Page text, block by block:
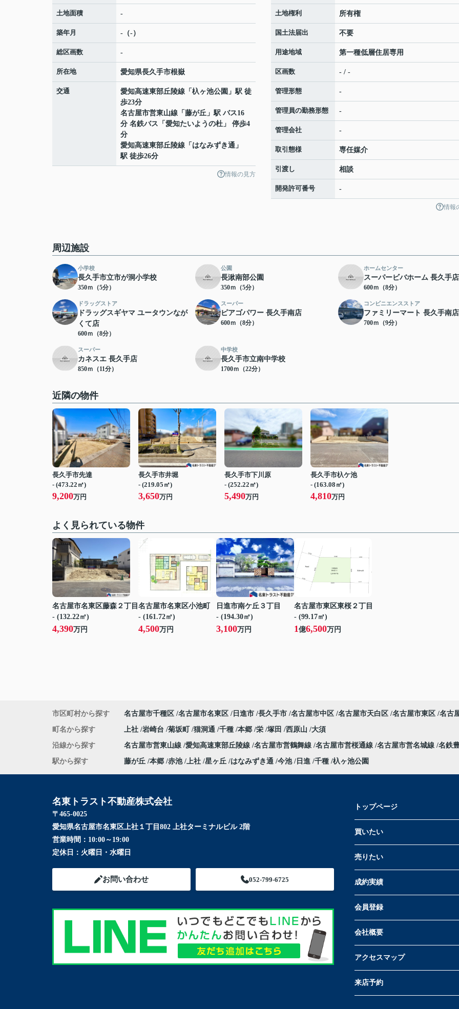
土地面積 -
築年月 -（-）
総区画数 -
所在地 愛知県長久手市根嶽
交通 愛知高速東部丘陵線 「 杁ヶ池公園 」駅 徒
歩23分
名古屋市営東山線 「 藤が丘 」駅 バス16
分 名鉄バス「愛知たいようの杜」 停歩4
分
愛知高速東部丘陵線 「 はなみずき通 」
駅 徒歩26分
情報の見方
土地権利 所有権
国土法届出 不要
用途地域 第一種低層住居専用
区画数 - / -
管理形態 -
管理員の勤務形態 -
管理会社 -
取引態様 専任媒介
引渡し 相談
開発許可番号 -
情報
周辺施設
小学校
長久手市立市が洞小学校
350ｍ（5分）
公園
長湫南部公園
350ｍ（5分）
ホームセンター
スーパービバホーム 長久手店
600ｍ（8分）
ドラッグストア
ドラッグスギヤマ ユータウンなが
くて店
600ｍ（8分）
スーパー
ピアゴパワー 長久手南店
600ｍ（8分）
コンビニエンスストア
ファミリーマート 長久手南店
700ｍ（9分）
スーパー
カネスエ 長久手店
850ｍ（11分）
中学校
長久手市立南中学校
1700ｍ（22分）
近隣の物件
長久手市先達
- (473.22㎡)
9,200万円
長久手市井堀
- (219.05㎡)
3,650万円
長久手市下川原
- (252.22㎡)
5,490万円
長久手市杁ケ池
- (163.08㎡)
4,810万円
よく見られている物件
名古屋市名東区藤森２丁目
- (132.22㎡)
4,390万円
名古屋市名東区小池町
- (161.72㎡)
4,500万円
日進市南ケ丘３丁目
- (194.30㎡)
3,100万円
名古屋市東区東桜２丁目
- (99.17㎡)
1億6,500万円
市区町村から探す 名古屋市千種区 名古屋市名東区 日進市 長久手市 名古屋市中区 名古屋市天白区 名古屋市東区 名古
町名から探す 上社 岩崎台 菊坂町 猫洞通 千種 本郷 栄 塚田 西原山 大須
沿線から探す 名古屋市営東山線 愛知高速東部丘陵線 名古屋市営鶴舞線 名古屋市営桜通線 名古屋市営名城線 名鉄
駅から探す 藤が丘 本郷 赤池 上社 星ヶ丘 はなみずき通 今池 日進 千種 杁ヶ池公園
名東トラスト不動産株式会社
〒465-0025
愛知県名古屋市名東区上社１丁目802 上社ターミナルビル 2階
営業時間： 10:00～19:00
定休日： 火曜日・水曜日
お問い合わせ 052-799-6725
トップページ
買いたい
売りたい
成約実績
会員登録
会社概要
アクセスマップ
来店予約